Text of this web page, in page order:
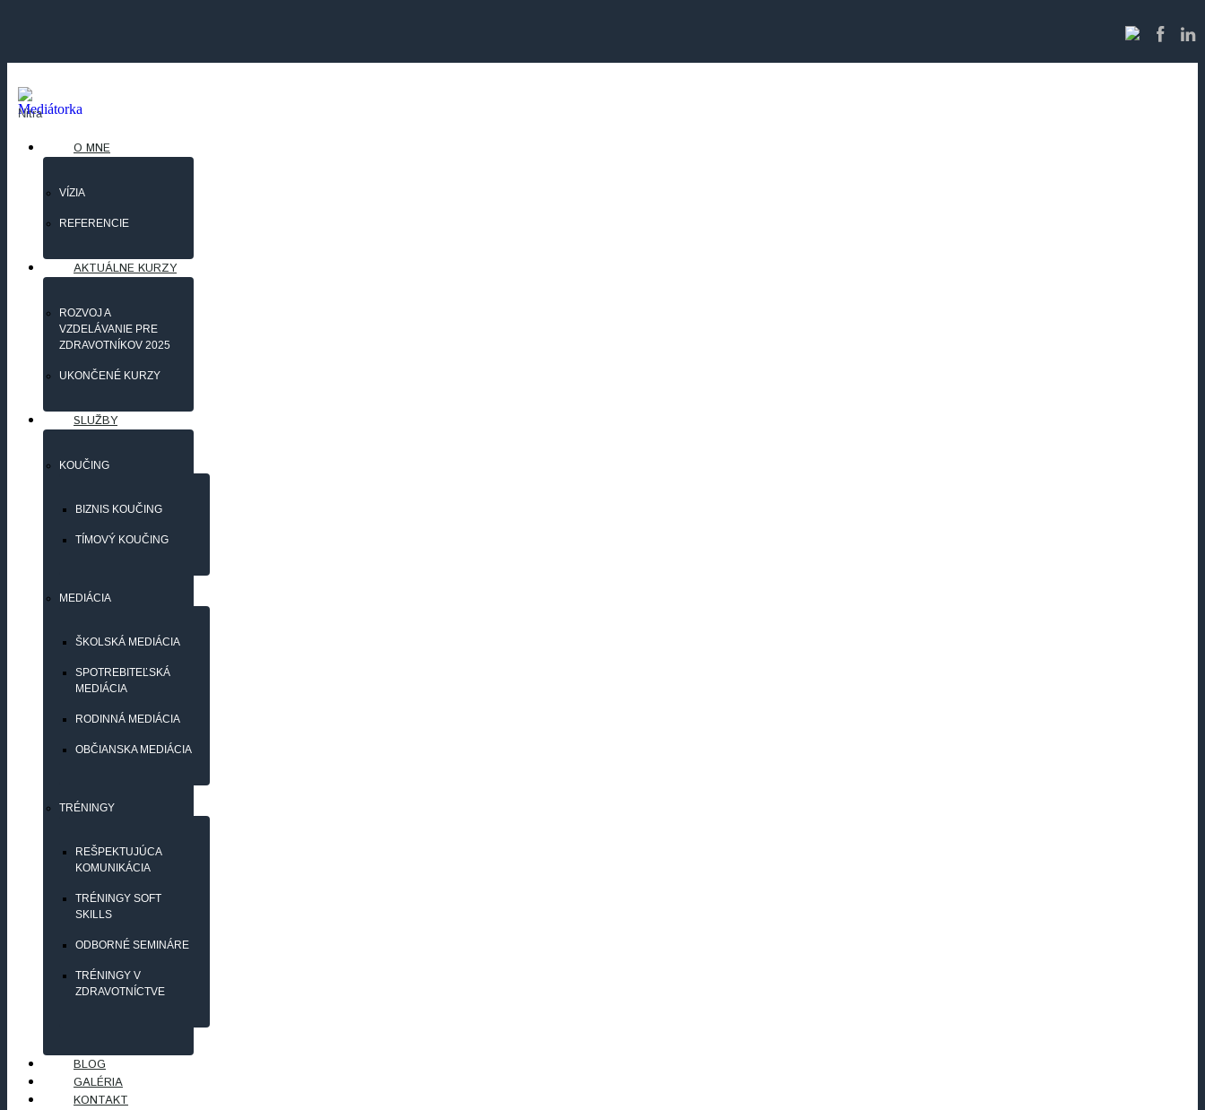
Nitra
O MNE
VÍZIA
REFERENCIE
AKTUÁLNE KURZY
ROZVOJ A
VZDELÁVANIE PRE
ZDRAVOTNÍKOV 2025
UKONČENÉ KURZY
SLUŽBY
KOUČING
BIZNIS KOUČING
TÍMOVÝ KOUČING
MEDIÁCIA
ŠKOLSKÁ MEDIÁCIA
SPOTREBITEĽSKÁ
MEDIÁCIA
RODINNÁ MEDIÁCIA
OBČIANSKA MEDIÁCIA
TRÉNINGY
REŠPEKTUJÚCA
KOMUNIKÁCIA
TRÉNINGY SOFT
SKILLS
ODBORNÉ SEMINÁRE
TRÉNINGY V
ZDRAVOTNÍCTVE
BLOG
GALÉRIA
KONTAKT